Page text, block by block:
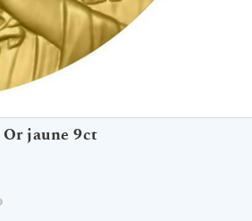
jaune 9ct
- Or jaune 9ct
de Padoue - Or jaune 9ct
- Or jaune 9ct
Thérèse de Lisieux - Or jaune 9ct
Saint Joseph - Or jaune 9ct
du Christ martelée - Or jaune 9ct